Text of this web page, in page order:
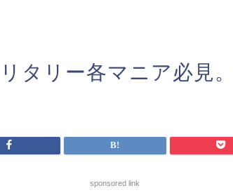
タリー各マニア必見
sponsored link